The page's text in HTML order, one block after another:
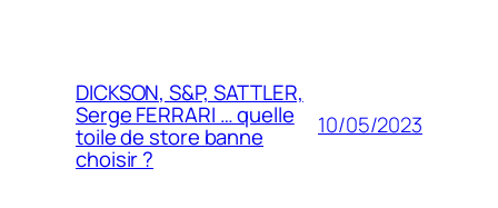
DICKSON, S&P, SATTLER,
Serge FERRARI … quelle
toile de store banne
choisir ?
10/05/2023